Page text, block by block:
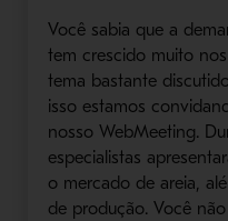
Você sabia que a
tem crescido muito
tema bastante
isso estamos
nosso WebMeeting.
especialistas
o mercado de areia,
de produção. Você